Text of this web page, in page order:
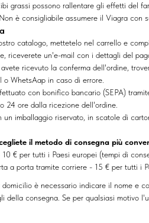
grassi possono rallentare gli effetti del
è consigliabile assumere il Viagra
catalogo, mettetelo nel carrello e
riceverete un'e-mail con i dettagli del
ricevuto la conferma dell'ordine,
WhetsAap in caso di errore.
con bonifico bancario (SEPA)
24 ore dalla ricezione dell'ordine.
imballaggio riservato, in scatole di
il metodo di consegna più
€ per tutti i Paesi europei (tempi di
a porta tramite corriere - 15 € per tutti i
domicilio è necessario indicare il nome e
della consegna. Se per qualsiasi motivo